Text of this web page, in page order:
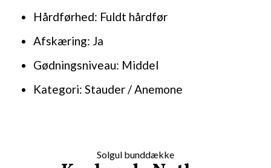
Hårdførhed: Fuldt hårdfør
Afskæring: Ja
Gødningsniveau: Middel
Kategori: Stauder / Anemone
Solgul bunddække